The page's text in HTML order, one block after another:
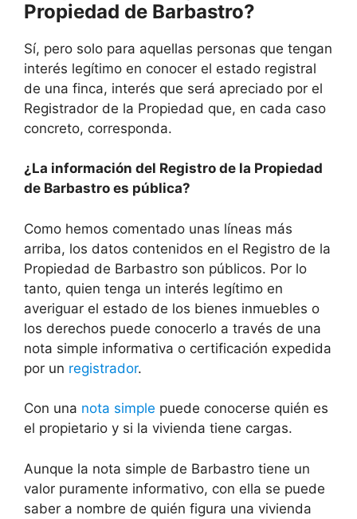
Propiedad de Barbastro?
Sí, pero solo para aquellas personas que tengan
interés legítimo en conocer el estado registral
de una finca, interés que será apreciado por el
Registrador de la Propiedad que, en cada caso
concreto, corresponda.
¿La información del Registro de la Propiedad
de Barbastro es pública?
Como hemos comentado unas líneas más
arriba, los datos contenidos en el Registro de la
Propiedad de Barbastro son públicos. Por lo
tanto, quien tenga un interés legítimo en
averiguar el estado de los bienes inmuebles o
los derechos puede conocerlo a través de una
nota simple informativa o certificación expedida
por un registrador.
Con una nota simple puede conocerse quién es
el propietario y si la vivienda tiene cargas.
Aunque la nota simple de Barbastro tiene un
valor puramente informativo, con ella se puede
saber a nombre de quién figura una vivienda